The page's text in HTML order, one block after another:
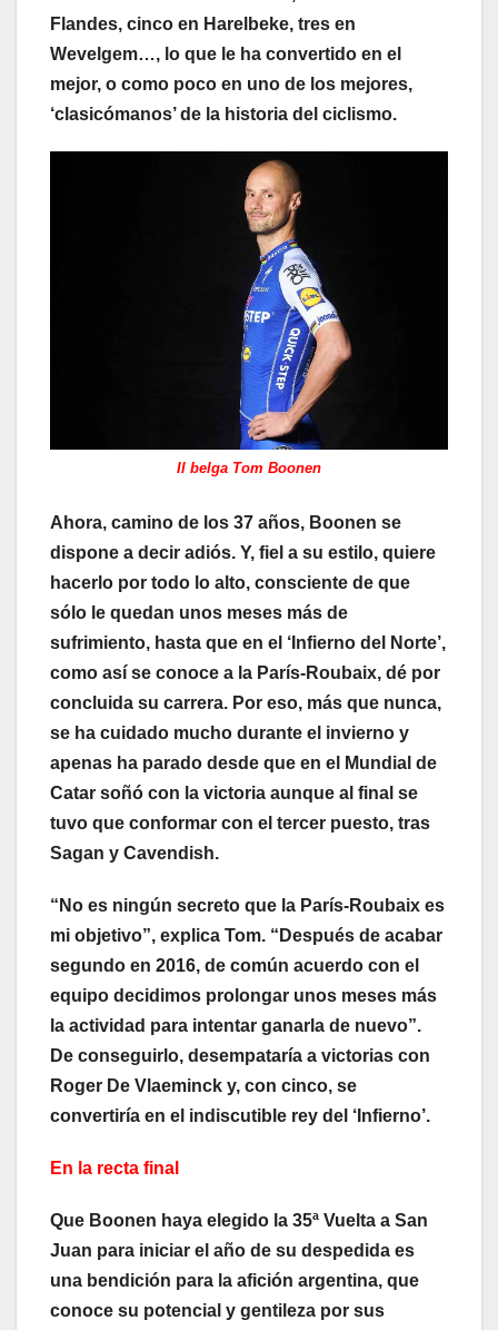
Flandes, cinco en Harelbeke, tres en
Wevelgem…, lo que le ha convertido en el
mejor, o como poco en uno de los mejores,
‘clasicómanos’ de la historia del ciclismo.
Il belga Tom Boonen
Ahora, camino de los 37 años, Boonen se
dispone a decir adiós. Y, fiel a su estilo, quiere
hacerlo por todo lo alto, consciente de que
sólo le quedan unos meses más de
sufrimiento, hasta que en el ‘Infierno del Norte’,
como así se conoce a la París-Roubaix, dé por
concluida su carrera. Por eso, más que nunca,
se ha cuidado mucho durante el invierno y
apenas ha parado desde que en el Mundial de
Catar soñó con la victoria aunque al final se
tuvo que conformar con el tercer puesto, tras
Sagan y Cavendish.
“No es ningún secreto que la París-Roubaix es
mi objetivo”, explica Tom. “Después de acabar
segundo en 2016, de común acuerdo con el
equipo decidimos prolongar unos meses más
la actividad para intentar ganarla de nuevo”.
De conseguirlo, desempataría a victorias con
Roger De Vlaeminck y, con cinco, se
convertiría en el indiscutible rey del ‘Infierno’.
En la recta final
Que Boonen haya elegido la 35ª Vuelta a San
Juan para iniciar el año de su despedida es
una bendición para la afición argentina, que
conoce su potencial y gentileza por sus